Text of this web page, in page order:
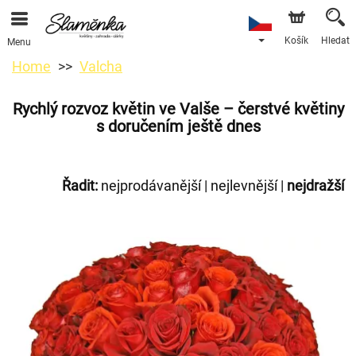
Menu Košík Hledat
Home Valcha
Rychlý rozvoz květin ve Valše – čerstvé květiny
s doručením ještě dnes
Řadit: nejprodávanější| nejlevnější| nejdražší